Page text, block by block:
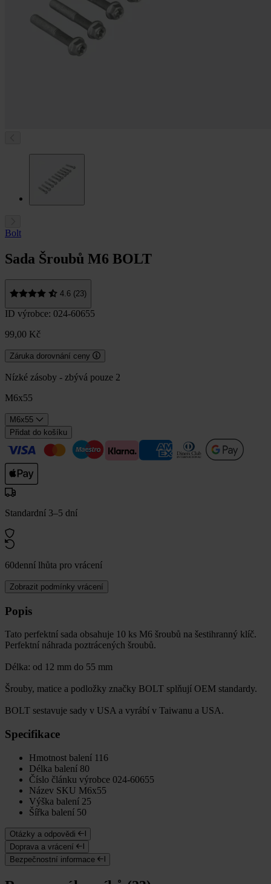
Bolt
Sada Šroubů M6 BOLT
4.6 (23)
ID výrobce: 024-60655
99,00 Kč
Záruka dorovnání ceny
Nízké zásoby - zbývá pouze 2
M6x55
M6x55
Přidat do košíku
Standardní 3–5 dní
60denní lhůta pro vrácení
Zobrazit podmínky vrácení
Popis
Tato perfektní sada obsahuje 10 ks M6 šroubů na šestihranný klíč.
Perfektní náhrada poztrácených šroubů.
Délka: od 12 mm do 55 mm
Šrouby, matice a podložky značky BOLT splňují OEM standardy.
BOLT sestavuje sady v USA a vyrábí v Taiwanu a USA.
Specifikace
Hmotnost balení 116
Délka balení 80
Číslo článku výrobce 024-60655
Název SKU M6x55
Výška balení 25
Šířka balení 50
Otázky a odpovědi
Doprava a vrácení
Bezpečnostní informace